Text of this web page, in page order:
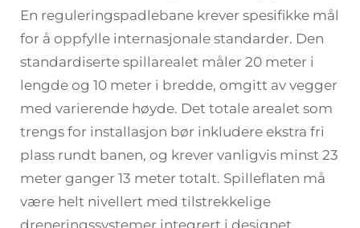
En reguleringspadlebane krever spesifikke mål
for å oppfylle internasjonale standarder. Den
standardiserte spillarealet måler 20 meter i
lengde og 10 meter i bredde, omgitt av vegger
med varierende høyde. Det totale arealet som
trengs for installasjon bør inkludere ekstra fri
plass rundt banen, og krever vanligvis minst 23
meter ganger 13 meter totalt. Spilleflaten må
være helt nivellert med tilstrekkelige
dreneringssystemer integrert i designet.